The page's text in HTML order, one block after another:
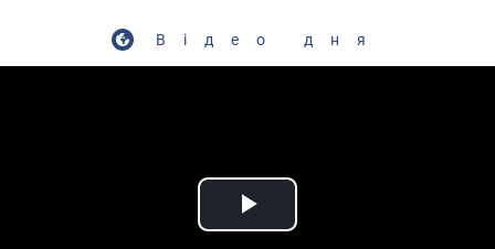
Відео дня
Play Video